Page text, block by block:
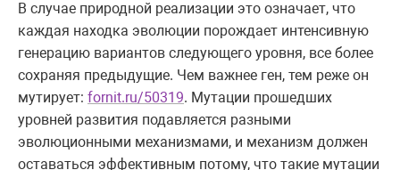
В случае природной реализации это означает, что
каждая находка эволюции порождает интенсивную
генерацию вариантов следующего уровня, все более
сохраняя предыдущие. Чем важнее ген, тем реже он
мутирует: fornit.ru/50319. Мутации прошедших
уровней развития подавляется разными
эволюционными механизмами, и механизм должен
оставаться эффективным потому, что такие мутации